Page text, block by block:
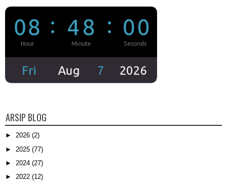
ARSIP BLOG
► 2026 (2)
► 2025 (77)
► 2024 (27)
► 2022 (12)